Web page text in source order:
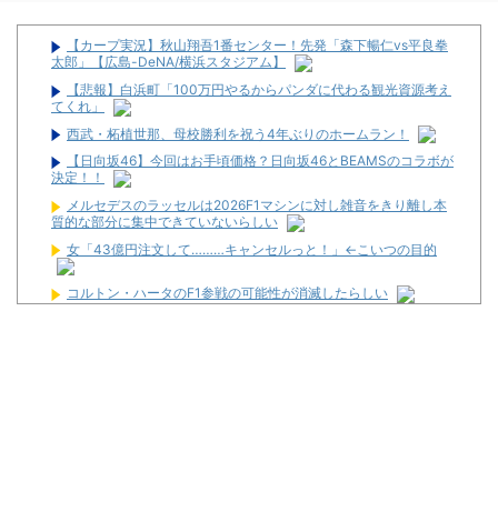
【カープ実況】秋山翔吾1番センター！先発「森下暢仁vs平良拳
太郎」【広島-DeNA/横浜スタジアム】
【悲報】白浜町「100万円やるからパンダに代わる観光資源考え
てくれ」
西武・柘植世那、母校勝利を祝う4年ぶりのホームラン！
【日向坂46】今回はお手頃価格？日向坂46とBEAMSのコラボが
決定！！
メルセデスのラッセルは2026F1マシンに対し雑音をきり離し本
質的な部分に集中できていないらしい
女「43億円注文して………キャンセルっと！」←こいつの目的
コルトン・ハータのF1参戦の可能性が消滅したらしい